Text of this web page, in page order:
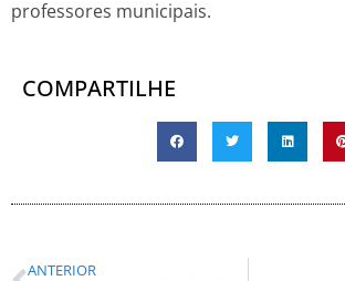
professores municipais.
COMPARTILHE
ANTERIOR